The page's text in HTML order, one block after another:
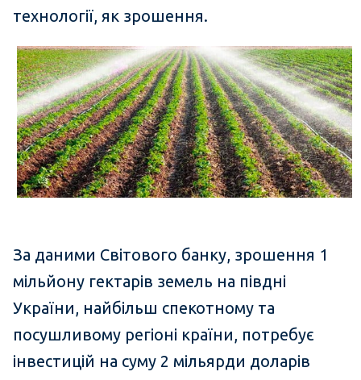
технології, як зрошення.
За даними Світового банку, зрошення 1
мільйону гектарів земель на півдні
України, найбільш спекотному та
посушливому регіоні країни, потребує
інвестицій на суму 2 мільярди доларів